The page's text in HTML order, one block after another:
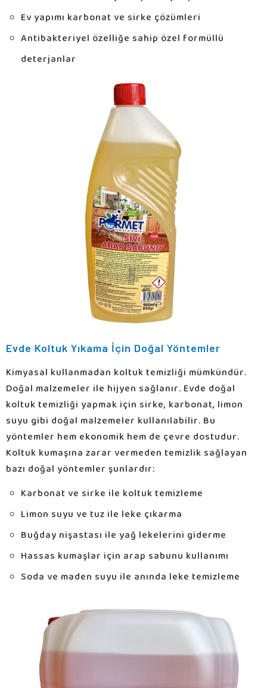
Ev yapımı karbonat ve sirke çözümleri
Antibakteriyel özelliğe sahip özel formüllü
deterjanlar
Evde Koltuk Yıkama İçin Doğal Yöntemler
Kimyasal kullanmadan koltuk temizliği mümkündür.
Doğal malzemeler ile hijyen sağlanır. Evde doğal
koltuk temizliği yapmak için sirke, karbonat, limon
suyu gibi doğal malzemeler kullanılabilir. Bu
yöntemler hem ekonomik hem de çevre dostudur.
Koltuk kumaşına zarar vermeden temizlik sağlayan
bazı doğal yöntemler şunlardır:
Karbonat ve sirke ile koltuk temizleme
Limon suyu ve tuz ile leke çıkarma
Buğday nişastası ile yağ lekelerini giderme
Hassas kumaşlar için arap sabunu kullanımı
Soda ve maden suyu ile anında leke temizleme